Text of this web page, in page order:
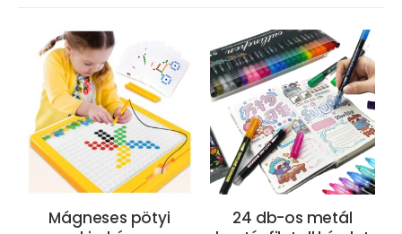
Mágneses pötyi
24 db-os metál